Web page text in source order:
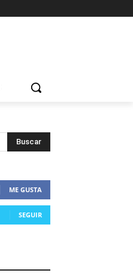
ME GUSTA
SEGUIR